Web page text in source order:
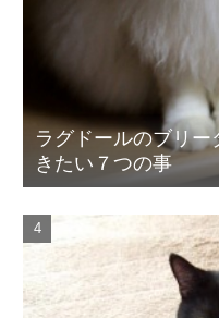
ラグドールのブリ
きたい７つの事